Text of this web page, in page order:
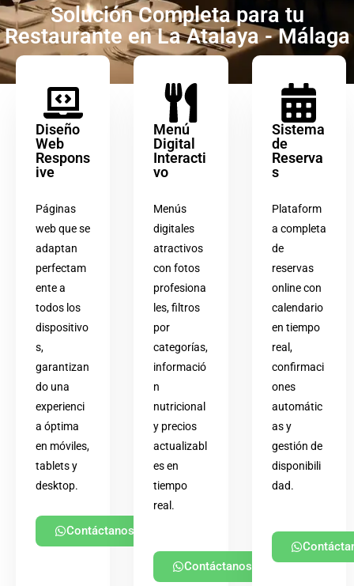
Solución Completa para tu
Restaurante en La Atalaya - Málaga
Diseño
Web
Respons
ive
Páginas
web que se
adaptan
perfectam
ente a
todos los
dispositivo
s,
garantizan
do una
experienci
a óptima
en móviles,
tablets y
desktop.
Contáctanos
Menú
Digital
Interacti
vo
Menús
digitales
atractivos
con fotos
profesiona
les, filtros
por
categorías,
informació
n
nutricional
y precios
actualizabl
es en
tiempo
real.
Contáctanos
Sistema
de
Reserva
s
Plataform
a completa
de
reservas
online con
calendario
en tiempo
real,
confirmaci
ones
automátic
as y
gestión de
disponibili
dad.